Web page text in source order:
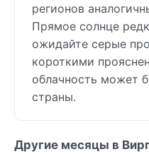
регионов
Прямое солнце
ожидайте серые
короткими
облачность может
страны.
Другие месяцы в